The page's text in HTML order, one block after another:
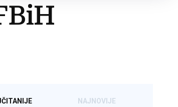
NAJNOVIJE